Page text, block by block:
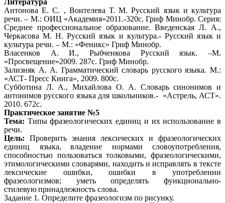
Литература
Антонова Е. С. , Воителева Т. М. Русский язык и культура
речи. – М.: ОИЦ «Академия»2011.-320с. Гриф Минобр. Серия:
Среднее профессиональное образование. Введенская Л. А.,
Черкасова М. Н. Русский язык и культура.- Русский язык и
культура речи. – М.: «Феникс» Гриф Минобр.
Власенков А. И., Рыбченкова Русский язык. –М.
«Просвещение»2009. 287с. Гриф Минобр.
Зализняк А. А. Грамматический словарь русского языка. М.:
«АСТ- Пресс Книга», 2009. 800с.
Субботина Л. А., Михайлова О. А. Словарь синонимов и
антонимов русского языка для школьников.- «Астрель, АСТ».
2010. 672с.
Практическое занятие №5
Тема: Типы фразеологических единиц и их использование в
речи.
Цель: Проверить знания лексических и фразеологических
единиц языка,
владение нормами словоупотребления,
способностью пользоваться толковыми, фразеологическими,
этимологическими словарями, находить и исправлять в тексте
лексические ошибки, ошибки в употреблении
фразеологизмов; уметь определять функционально-
стилевуюпринадлежность слова.
Задание 1. Определите фразеологизм по рисунку.